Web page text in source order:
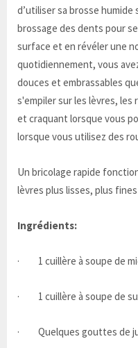
d’utiliser sa brosse humide
brossage des dents pour
surface et en révéler une
quotidiennement, vous
douces et embrassables
s'empiler sur les lèvres, les
et craquant lorsque vous
lorsque vous utilisez des
Un bricolage rapide
lèvres plus lisses, plus
Ingrédients:
· 1 cuillère à soupe de
· 1 cuillère à soupe de
· Quelques gouttes de